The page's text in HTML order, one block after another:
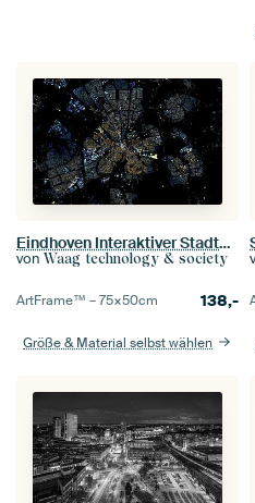
Eindhoven Interaktiver Stadtplan
von Waag technology & society
ArtFrame™ –75×50cm 138,-
Größe & Material selbst wählen